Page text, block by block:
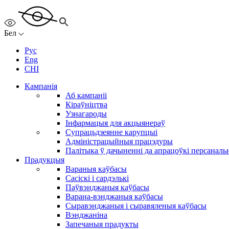
Бел
Рус
Eng
CHI
Кампанія
Аб кампаніі
Кіраўніцтва
Узнагароды
Інфармацыя для акцыянераў
Супрацьдзеянне карупцыі
Адміністрацыйныя працэдуры
Палітыка ў дачыненні да апрацоўкі
Прадукцыя
Вараныя каўбасы
Сасіскі і сардэлькі
Паўвэнджаныя каўбасы
Варана-вэнджаныя каўбасы
Сыравэнджаныя і сыравяленыя каўбасы
Вэнджаніна
Запечаныя прадукты